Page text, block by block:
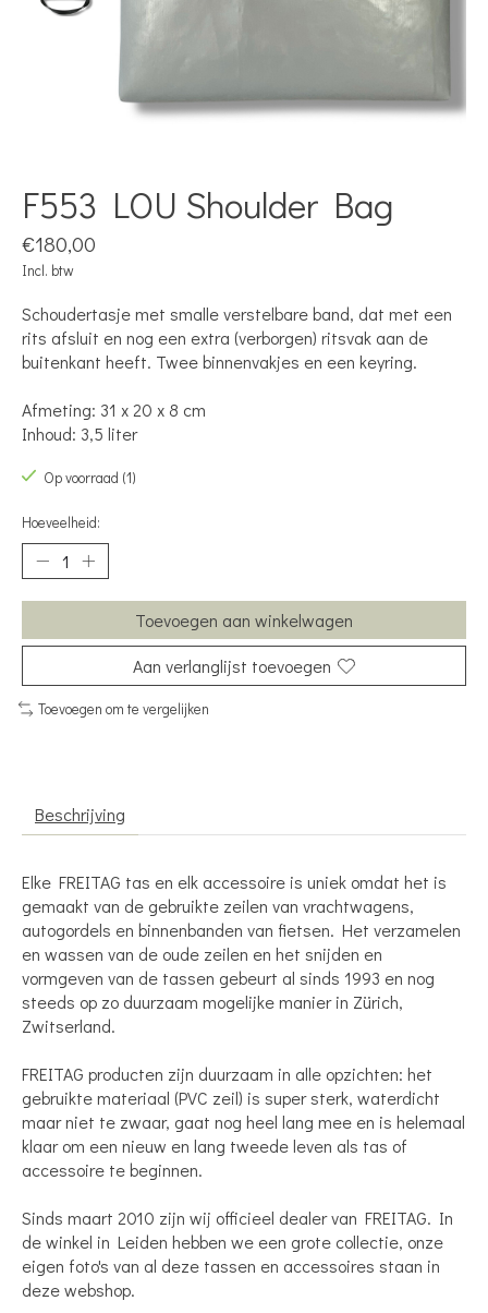
F553 LOU Shoulder Bag
€180,00
Incl. btw
Schoudertasje met smalle verstelbare band, dat met een
rits afsluit en nog een extra (verborgen) ritsvak aan de
buitenkant heeft. Twee binnenvakjes en een keyring.
Afmeting: 31 x 20 x 8 cm
Inhoud: 3,5 liter
Op voorraad (1)
Hoeveelheid:
Toevoegen aan winkelwagen
Aan verlanglijst toevoegen
Toevoegen om te vergelijken
Beschrijving
Elke FREITAG tas en elk accessoire is uniek omdat het is
gemaakt van de gebruikte zeilen van vrachtwagens,
autogordels en binnenbanden van fietsen. Het verzamelen
en wassen van de oude zeilen en het snijden en
vormgeven van de tassen gebeurt al sinds 1993 en nog
steeds op zo duurzaam mogelijke manier in Zürich,
Zwitserland.
FREITAG producten zijn duurzaam in alle opzichten: het
gebruikte materiaal (PVC zeil) is super sterk, waterdicht
maar niet te zwaar, gaat nog heel lang mee en is helemaal
klaar om een nieuw en lang tweede leven als tas of
accessoire te beginnen.
Sinds maart 2010 zijn wij officieel dealer van FREITAG. In
de winkel in Leiden hebben we een grote collectie, onze
eigen foto's van al deze tassen en accessoires staan in
deze webshop.